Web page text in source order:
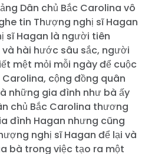
Dân chủ Bắc Carolina vô
tin Thượng nghị sĩ Hagan
sĩ Hagan là người tiên
hài hước sâu sắc, người
mệt mỏi mỗi ngày để cuộc
Carolina, cộng đồng quân
những gia đình như bà ấy
chủ Bắc Carolina thương
đình Hagan nhưng cũng
nghị sĩ Hagan để lại và
bà trong việc tạo ra một